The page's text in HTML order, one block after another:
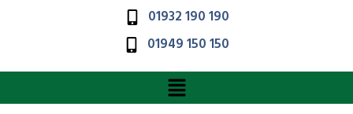
01932 190 190
01949 150 150